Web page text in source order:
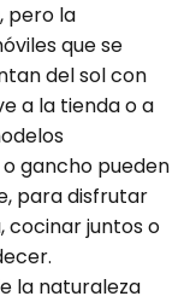
pero la
que se
del sol con
a la tienda o a
gancho pueden
para disfrutar
cocinar juntos o
la naturaleza